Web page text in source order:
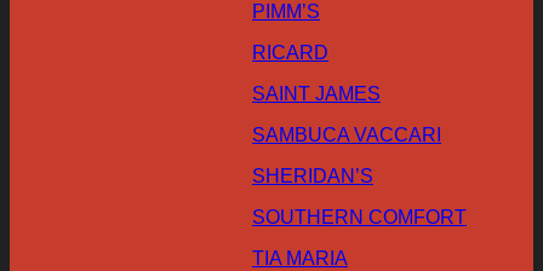
PIMM’S
RICARD
SAINT JAMES
SAMBUCA VACCARI
SHERIDAN’S
SOUTHERN COMFORT
TIA MARIA